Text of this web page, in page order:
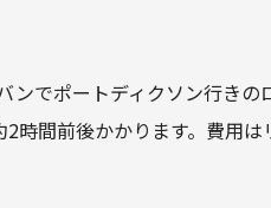
でポートディクソン行き
時間前後かかります。費用